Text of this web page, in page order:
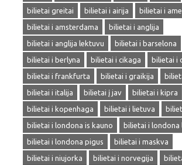
bilietai greitai
bilietai i airija
bilietai i
bilietai i amsterdama
bilietai i anglija
bilietai i anglija lektuvu
bilietai i barselona
bilietai i berlyna
bilietai i cikaga
bilietai i
bilietai i frankfurta
bilietai i graikija
bilietai i italija
bilietai į jav
bilietai i kipra
bilietai i kopenhaga
bilietai i lietuva
bilietai i londona is kauno
bilietai i londona
bilietai i londona pigus
bilietai i maskva
bilietai i niujorka
bilietai i norvegija